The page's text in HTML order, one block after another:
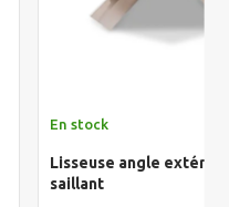
En stock
Lisseuse angle
saillant